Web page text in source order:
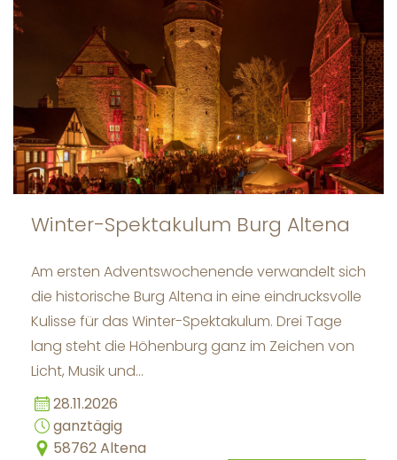
Winter-Spektakulum Burg Altena
Am ersten Adventswochenende verwandelt sich
die historische Burg Altena in eine eindrucksvolle
Kulisse für das Winter-Spektakulum. Drei Tage
lang steht die Höhenburg ganz im Zeichen von
Licht, Musik und…
28.11.2026
ganztägig
58762 Altena